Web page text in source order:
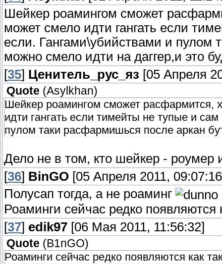
Шейкер роамингом сможет
может смело идти гангать если
если. Гангами\убийствами и пулом
можно смело идти на даггер,и это
[35] Ценитель_рус_яз [05 Апреля
Quote (Asylkhan)
Шейкер роамингом сможет расфармится,
идти гангать если тимейты не тупые и
пулом таки расфармишься после аркан
Дело не в том, кто шейкер - роумер
[36] BinGO [05 Апреля 2011,
Полусап тогда, а не роаминг
Роаминги сейчас редко появляются
[37] edik97 [06 Мая 2011, 11:56:32]
Quote ( B1nGO)
Роаминги сейчас редко появляются как